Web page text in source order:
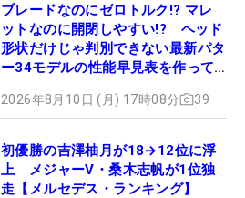
ブレードなのにゼロトルク!? マレ
ットなのに開閉しやすい!? ヘッド
形状だけじゃ判別できない最新パタ
ー34モデルの性能早見表を作って
2026年8月10日 (月) 17時08分 39
初優勝の吉澤柚月が18→12位に浮
上 メジャーV・桑木志帆が1位独
走【メルセデス・ランキング】